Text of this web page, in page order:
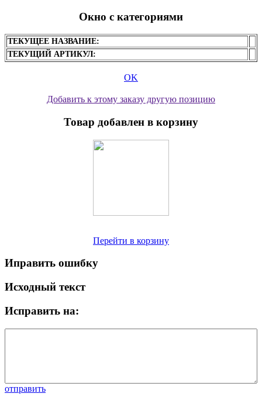
Окно с категориями
ТЕКУЩЕЕ НАЗВАНИЕ:
ТЕКУЩИЙ АРТИКУЛ:
OK
Добавить к этому заказу другую позицию
Товар добавлен в корзину
Перейти в корзину
Иправить ошибку
Исходный текст
Исправить на:
отправить